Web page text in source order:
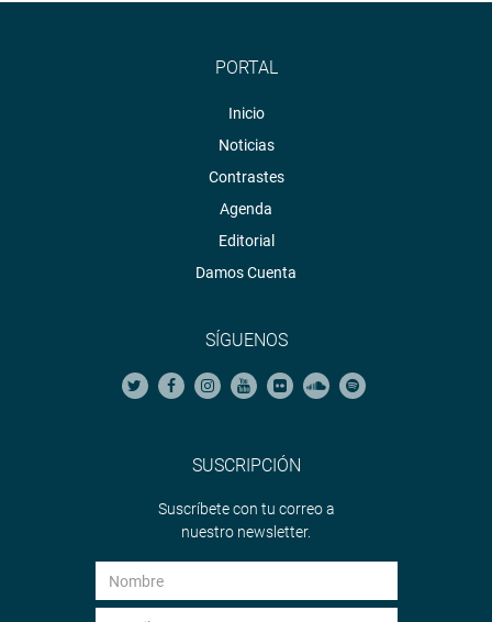
PORTAL
Inicio
Noticias
Contrastes
Agenda
Editorial
Damos Cuenta
SÍGUENOS
SUSCRIPCIÓN
Suscríbete con tu correo a
nuestro newsletter.